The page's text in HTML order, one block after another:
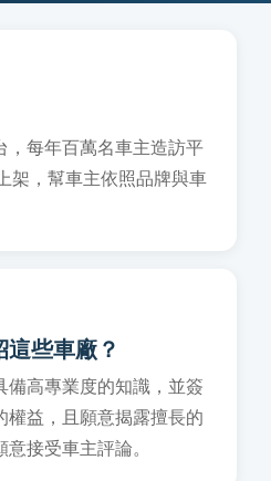
，每年百萬名車主造訪平
架，幫車主依照品牌與車
些車廠？
備高專業度的知識，並簽
權益，且願意揭露擅長的
接受車主評論。